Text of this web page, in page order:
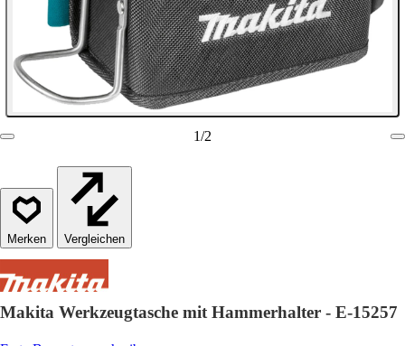
1/2
Vergleichen
Makita Werkzeugtasche mit Hammerhalter - E-15257